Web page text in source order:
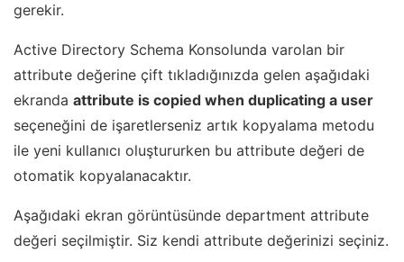
gerekir.
Active Directory Schema Konsolunda varolan bir
attribute değerine çift tıkladığınızda gelen aşağıdaki
ekranda attribute is copied when duplicating a user
seçeneğini de işaretlerseniz artık kopyalama metodu
ile yeni kullanıcı oluştururken bu attribute değeri de
otomatik kopyalanacaktır.
Aşağıdaki ekran görüntüsünde department attribute
değeri seçilmiştir. Siz kendi attribute değerinizi seçiniz.